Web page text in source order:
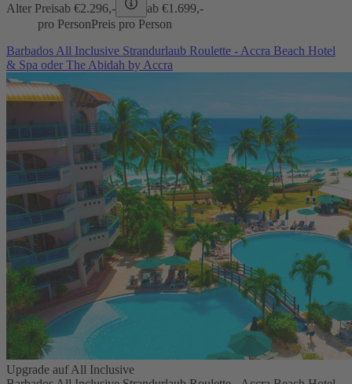
Alter Preisab €2.296,- ab €1.699,-
pro PersonPreis pro Person
Barbados All Inclusive Strandurlaub Roulette - Accra Beach Hotel
& Spa oder The Abidah by Accra
Upgrade auf All Inclusive